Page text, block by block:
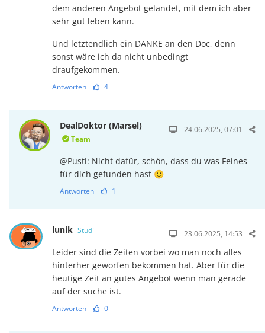
dem anderen Angebot gelandet, mit dem ich aber
sehr gut leben kann.
Und letztendlich ein DANKE an den Doc, denn
sonst wäre ich da nicht unbedingt
draufgekommen.
Antworten 4
DealDoktor (Marsel)
Team
24.06.2025, 07:01
@Pusti: Nicht dafür, schön, dass du was Feines
für dich gefunden hast 🙂
Antworten 1
lunik Studi 23.06.2025, 14:53
Leider sind die Zeiten vorbei wo man noch alles
hinterher geworfen bekommen hat. Aber für die
heutige Zeit an gutes Angebot wenn man gerade
auf der suche ist.
Antworten 0